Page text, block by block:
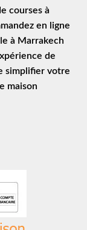
courses à
en ligne
à Marrakech
de
simplifier votre
maison